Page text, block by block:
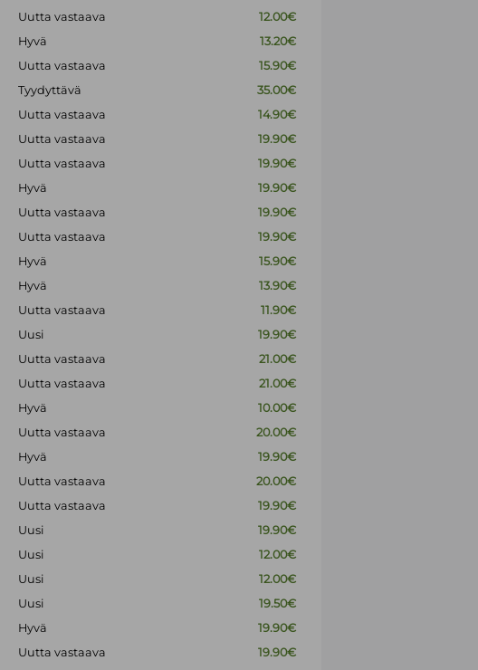
Uutta vastaava
12.00€
Hyvä
13.20€
Uutta vastaava
15.90€
Tyydyttävä
35.00€
Uutta vastaava
14.90€
Uutta vastaava
19.90€
Uutta vastaava
19.90€
Hyvä
19.90€
Uutta vastaava
19.90€
Uutta vastaava
19.90€
Hyvä
15.90€
Hyvä
13.90€
Uutta vastaava
11.90€
Uusi
19.90€
Uutta vastaava
21.00€
Uutta vastaava
21.00€
Hyvä
10.00€
Uutta vastaava
20.00€
Hyvä
19.90€
Uutta vastaava
20.00€
Uutta vastaava
19.90€
Uusi
19.90€
Uusi
12.00€
Uusi
12.00€
Uusi
19.50€
Hyvä
19.90€
Uutta vastaava
19.90€